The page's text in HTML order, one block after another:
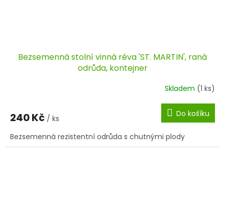
Bezsemenná stolní vinná réva 'ST. MARTIN', raná
odrůda, kontejner
Skladem (1 ks)
240 Kč / ks Do košíku
Bezsemenná rezistentní odrůda s chutnými plody